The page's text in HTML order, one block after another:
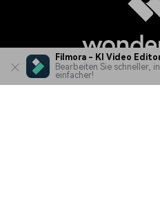
Filmora - KI Video
Bearbeiten Sie schneller,
einfacher!